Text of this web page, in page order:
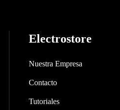
Electrostore
Nuestra Empresa
Contacto
Tutoriales